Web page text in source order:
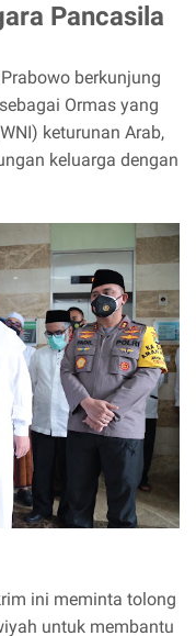
Pancasila
berkunjung
Ormas yang
keturunan Arab,
keluarga dengan
ini meminta tolong
untuk membantu